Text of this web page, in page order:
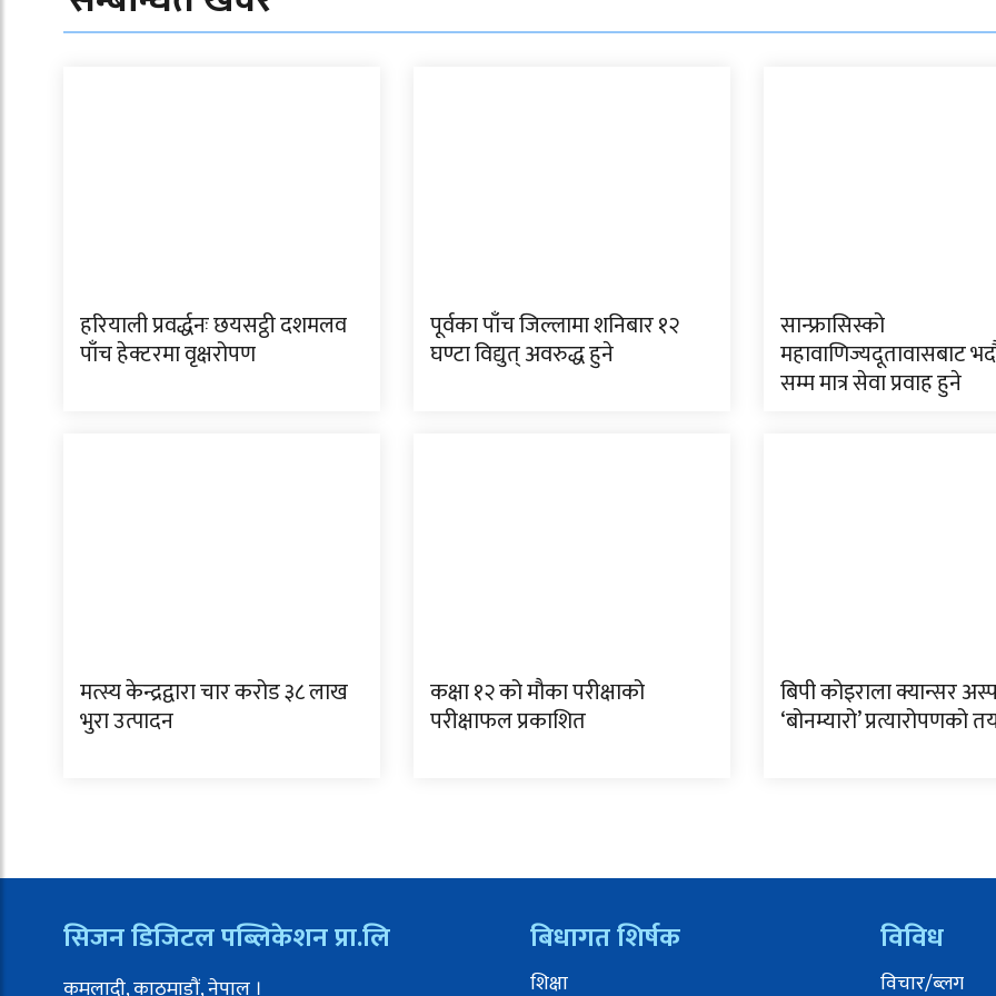
हरियाली प्रवर्द्धनः छयसट्ठी दशमलव
पाँच हेक्टरमा वृक्षरोपण
पूर्वका पाँच जिल्लामा शनिबार १२
घण्टा विद्युत् अवरुद्ध हुने
सान्फ्रासिस्को
महावाणिज्यदूतावासबाट
सम्म मात्र सेवा प्रवाह हुने
मत्स्य केन्द्रद्वारा चार करोड ३८ लाख
भुरा उत्पादन
कक्षा १२ को मौका परीक्षाको
परीक्षाफल प्रकाशित
बिपी कोइराला क्यान्सर
‘बोनम्यारो’ प्रत्यारोपणको
सिजन डिजिटल पब्लिकेशन प्रा.लि
कमलादी, काठमाडौं, नेपाल ।
बिधागत शिर्षक
शिक्षा
विविध
विचार/ब्लग